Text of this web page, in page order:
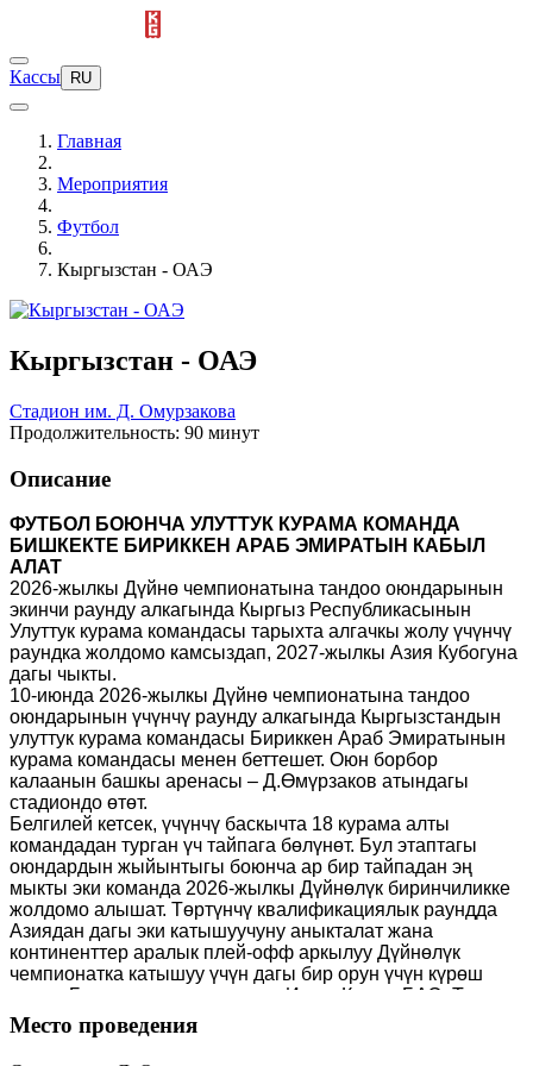
Кассы RU
Главная
Мероприятия
Футбол
Кыргызстан - ОАЭ
Кыргызстан - ОАЭ
Стадион им. Д. Омурзакова
Продолжительность: 90 минут
Описание
ФУТБОЛ БОЮНЧА УЛУТТУК КУРАМА КОМАНДА
БИШКЕКТЕ БИРИККЕН АРАБ ЭМИРАТЫН КАБЫЛ
АЛАТ
2026-жылкы Дүйнө чемпионатына тандоо оюндарынын
экинчи раунду алкагында Кыргыз Республикасынын
Улуттук курама командасы тарыхта алгачкы жолу үчүнчү
раундка жолдомо камсыздап, 2027-жылкы Азия Кубогуна
дагы чыкты.
10-июнда 2026-жылкы Дүйнө чемпионатына тандоо
оюндарынын үчүнчү раунду алкагында Кыргызстандын
улуттук курама командасы Бириккен Араб Эмиратынын
курама командасы менен беттешет. Оюн борбор
калаанын башкы аренасы – Д.Өмүрзаков атындагы
стадиондо өтөт.
Белгилей кетсек, үчүнчү баскычта 18 курама алты
командадан турган үч тайпага бөлүнөт. Бул этаптагы
оюндардын жыйынтыгы боюнча ар бир тайпадан эң
мыкты эки команда 2026-жылкы Дүйнөлүк биринчиликке
жолдомо алышат. Төртүнчү квалификациялык раундда
Азиядан дагы эки катышуучуну аныкталат жана
континенттер аралык плей-офф аркылуу Дүйнөлүк
чемпионатка катышуу үчүн дагы бир орун үчүн күрөш
Биздин курама команда Иран, Катар, БАЭ, Түндүк
Корея жана Өзбекстандын курама командалары менен
биргеликте «А» тайпасында орун алган.
Место проведения